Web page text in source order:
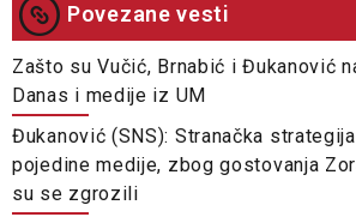
Povezane vesti
Zašto su Vučić, Brnabić i Đukanović
Danas i medije iz UM
Đukanović (SNS): Stranačka
pojedine medije, zbog gostovanja
su se zgrozili